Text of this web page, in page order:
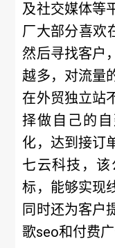
及社交媒体等
厂大部分喜欢
然后寻找客户
越多，对流量
在外贸独立站
择做自己的
化，达到接订
七云科技，
标，能够实现
同时还为客户
歌seo和付费广